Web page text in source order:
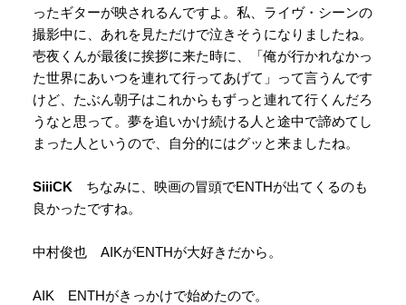
ったギターが映されるんですよ。私、ライヴ・シーンの
撮影中に、あれを見ただけで泣きそうになりましたね。
壱夜くんが最後に挨拶に来た時に、「俺が行かれなかっ
た世界にあいつを連れて行ってあげて」って言うんです
けど、たぶん朝子はこれからもずっと連れて行くんだろ
うなと思って。夢を追いかけ続ける人と途中で諦めてし
まった人というので、自分的にはグッと来ましたね。
SiiiCK ちなみに、映画の冒頭でENTHが出てくるのも
良かったですね。
中村俊也 AIKがENTHが大好きだから。
AIK ENTHがきっかけで始めたので。